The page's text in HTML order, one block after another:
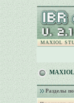
MAXIOL
MAXIOL
Разделы